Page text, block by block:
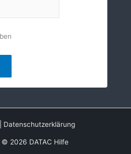
Datenschutzerklärung
2026 DATAC Hilfe